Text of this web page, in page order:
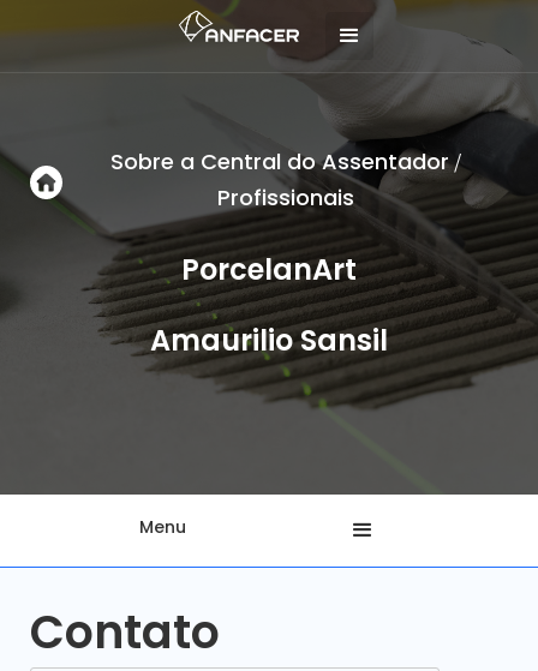
Sobre a Central do Assentador/
Profissionais
PorcelanArt
Amaurilio Sansil
Menu
Contato